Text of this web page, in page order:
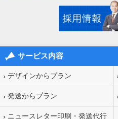
サービス内容
デザインからプラン
発送からプラン
ニュースレター印刷・発送代行